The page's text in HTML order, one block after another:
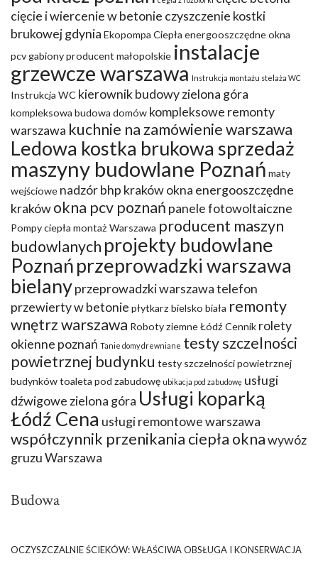
cięcie i wiercenie w betonie czyszczenie kostki
brukowej gdynia Ekopompa Ciepła energooszczędne okna
pcvgabiony producent małopolskie instalacje
grzewcze warszawa Instrukcja montażu stelaża WC
Instrukcja WC kierownik budowy zielona góra
kompleksowa budowa domów kompleksowe remonty
warszawa kuchnie na zamówienie warszawa
Ledowa kostka brukowa sprzedaż
maszyny budowlane Poznań maty
wejściowe nadzór bhp krakówokna energooszczędne
krakówokna pcv poznań panele fotowoltaiczne
Pompy ciepła montaż Warszawa producent maszyn
budowlanych projekty budowlane
Poznańprzeprowadzki warszawa
bielanyprzeprowadzki warszawa telefon
przewierty w betonie płytkarz bielsko biała remonty
wnętrz warszawa Roboty ziemne Łódź Cennik rolety
okienne poznań Tanie domy drewniane testy szczelności
powietrznej budynku testy szczelności powietrznej
budynkówtoaleta pod zabudowę ubikacja pod zabudowę usługi
dźwigowe zielona góra Usługi koparką
Łódź Cena usługi remontowe warszawa
współczynnik przenikania ciepła oknawywóz
gruzu Warszawa
Budowa
OCZYSZCZALNIE ŚCIEKÓW: WŁAŚCIWA OBSŁUGA I KONSERWACJA